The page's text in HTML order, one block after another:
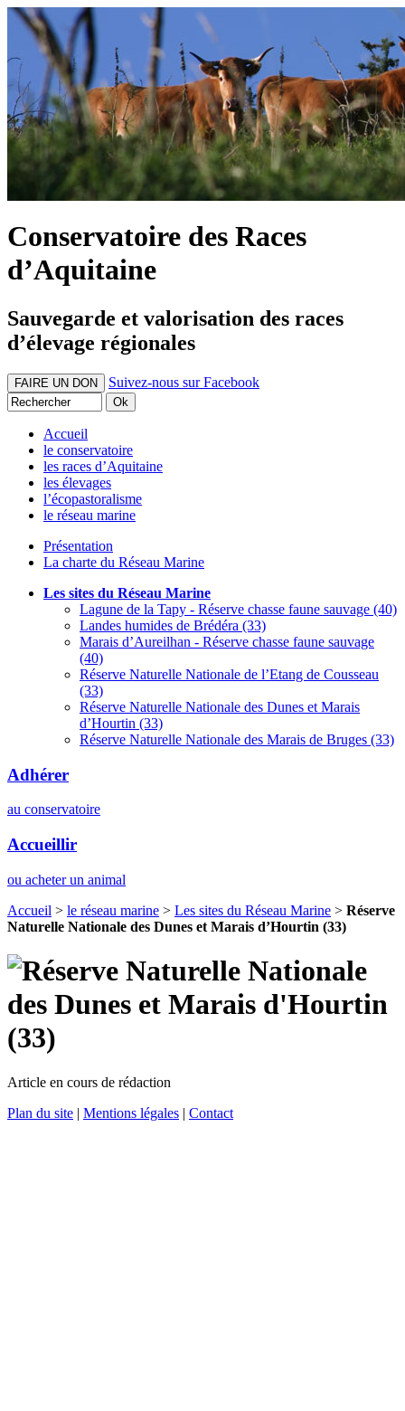
Conservatoire des Races
d’Aquitaine
Sauvegarde et valorisation des races
d’élevage régionales
FAIRE UN DON Suivez-nous sur Facebook
Accueil
le conservatoire
les races d’Aquitaine
les élevages
l’écopastoralisme
le réseau marine
Présentation
La charte du Réseau Marine
Les sites du Réseau Marine
Lagune de la Tapy - Réserve chasse faune sauvage (40)
Landes humides de Brédéra (33)
Marais d’Aureilhan - Réserve chasse faune sauvage
(40)
Réserve Naturelle Nationale de l’Etang de Cousseau
(33)
Réserve Naturelle Nationale des Dunes et Marais
d’Hourtin (33)
Réserve Naturelle Nationale des Marais de Bruges (33)
Adhérer
au conservatoire
Accueillir
ou acheter un animal
Accueil > le réseau marine > Les sites du Réseau Marine > Réserve
Naturelle Nationale des Dunes et Marais d’Hourtin (33)
Article en cours de rédaction
Plan du site | Mentions légales | Contact